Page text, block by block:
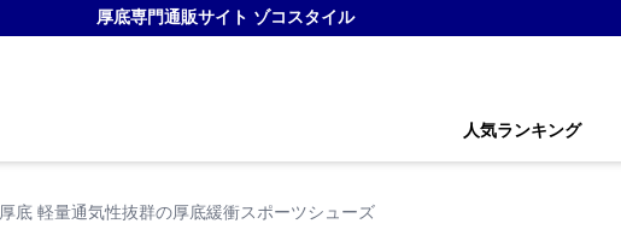
厚底専門通販サイト ゾコスタイル
人気ランキング
厚底 軽量通気性抜群の厚底緩衝スポーツシューズ